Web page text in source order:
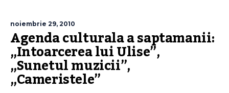
noiembrie 29, 2010
Agenda culturala a saptamanii:
„Intoarcerea lui Ulise”,
„Sunetul muzicii”,
„Cameristele”